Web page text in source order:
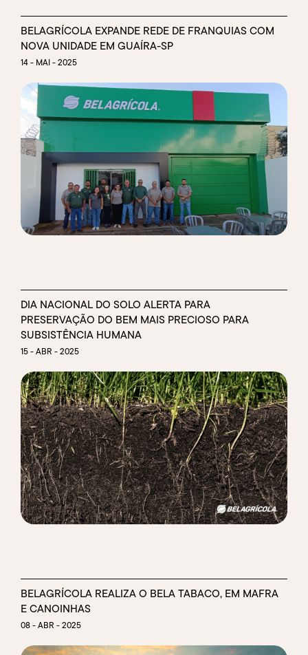
BELAGRÍCOLA EXPANDE REDE DE FRANQUIAS COM
NOVA UNIDADE EM GUAÍRA-SP
14 - MAI - 2025
DIA NACIONAL DO SOLO ALERTA PARA
PRESERVAÇÃO DO BEM MAIS PRECIOSO PARA
SUBSISTÊNCIA HUMANA
15 - ABR - 2025
BELAGRÍCOLA REALIZA O BELA TABACO, EM MAFRA
E CANOINHAS
08 - ABR - 2025